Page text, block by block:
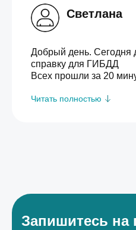
Светлана
Добрый день. Сегодня
справку для ГИБДД
Всех прошли за 20
большое, так держать.
Читать полностью
Запишитесь на